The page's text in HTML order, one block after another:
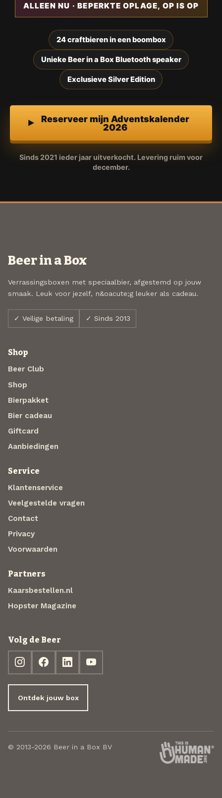
ALLEEN NU · BEPERKTE OPLAGE, OP IS OP
24 craftbieren in een boombox
Unieke Beer in a Box Bluetooth speaker
Exclusieve Silver Edition
Reserveer mijn Adventskalender
2026
Sinds 2021 ieder jaar uitverkocht. Levering ruim voor
december.
Beer in a Box
Verrassingsboxen met speciaalbier, afgestemd op jouw
smaak. Leuk voor jezelf, n&oacute;g leuker als cadeau.
✓ Veilige betaling ✓ Sinds 2013
Shop
Beer Club
Shop
Bierpakket
Bier cadeau
Giftcard
Aanbiedingen
Service
Klantenservice
Veelgestelde vragen
Contact
Privacy
Voorwaarden
Partners
Kaarsbestellen.nl
Hopster Magazine
Volg de Beer
Ontdek jouw box
© 2013-2026 Beer in a Box BV